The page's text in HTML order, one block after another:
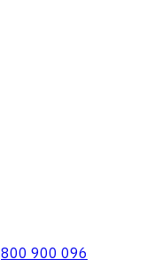
800 900 096